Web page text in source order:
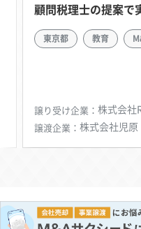
顧問税理士の提案で
東京都 教育
譲り受け企業 株式会社
譲渡企業 株式会社児原